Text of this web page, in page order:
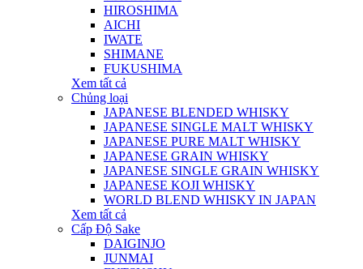
HIROSHIMA
AICHI
IWATE
SHIMANE
FUKUSHIMA
Xem tất cả
Chủng loại
JAPANESE BLENDED WHISKY
JAPANESE SINGLE MALT WHISKY
JAPANESE PURE MALT WHISKY
JAPANESE GRAIN WHISKY
JAPANESE SINGLE GRAIN WHISKY
JAPANESE KOJI WHISKY
WORLD BLEND WHISKY IN JAPAN
Xem tất cả
Cấp Độ Sake
DAIGINJO
JUNMAI